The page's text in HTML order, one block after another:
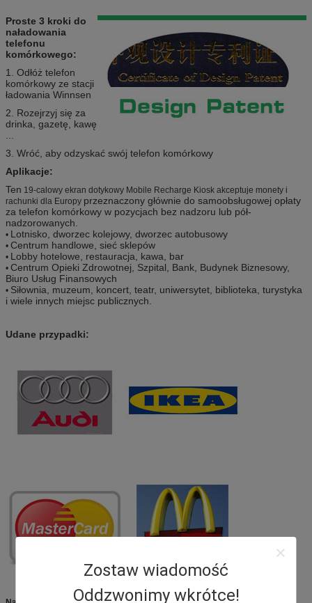
Zostaw wiadomość
Oddzwonimy wkrótce!
Proste 3 kroki do
naładowania
telefonu
komórkowego:
1. Odłóż telefon
komórkowy ze stacji
ładowania Winnsen
2. Rozejrzyj się za
drinka, gazetę, kawę
3. Wróć, aby odzyskać swój telefon komórkowy
Aplikacje:
Ten 19-calowy ekran dotykowy Mobile Recharge Kiosk akceptuje monety i
rachunki dla Europy przeznaczony głównie do samoobsługowej opłaty
za telefon komórkowy w pozycjach bez nadzoru lub pół-
nadzorowanych.
• Lotnisko, dworzec kolejowy, dworzec autobusowy
• Centrum handlowe, sieć sklepów
• Lobby hotelowe, restauracja, kawa, bar
• Centrum Opieki Zdrowotnej, Szpital, Bank, Budynek Biznesowy,
Biuro Usług Finansowych
• Siłownia, muzeum, koncert, teatr, uniwersytet, biblioteka, turystyka
i wiele innych miejsc publicznych.
Udane przypadki: